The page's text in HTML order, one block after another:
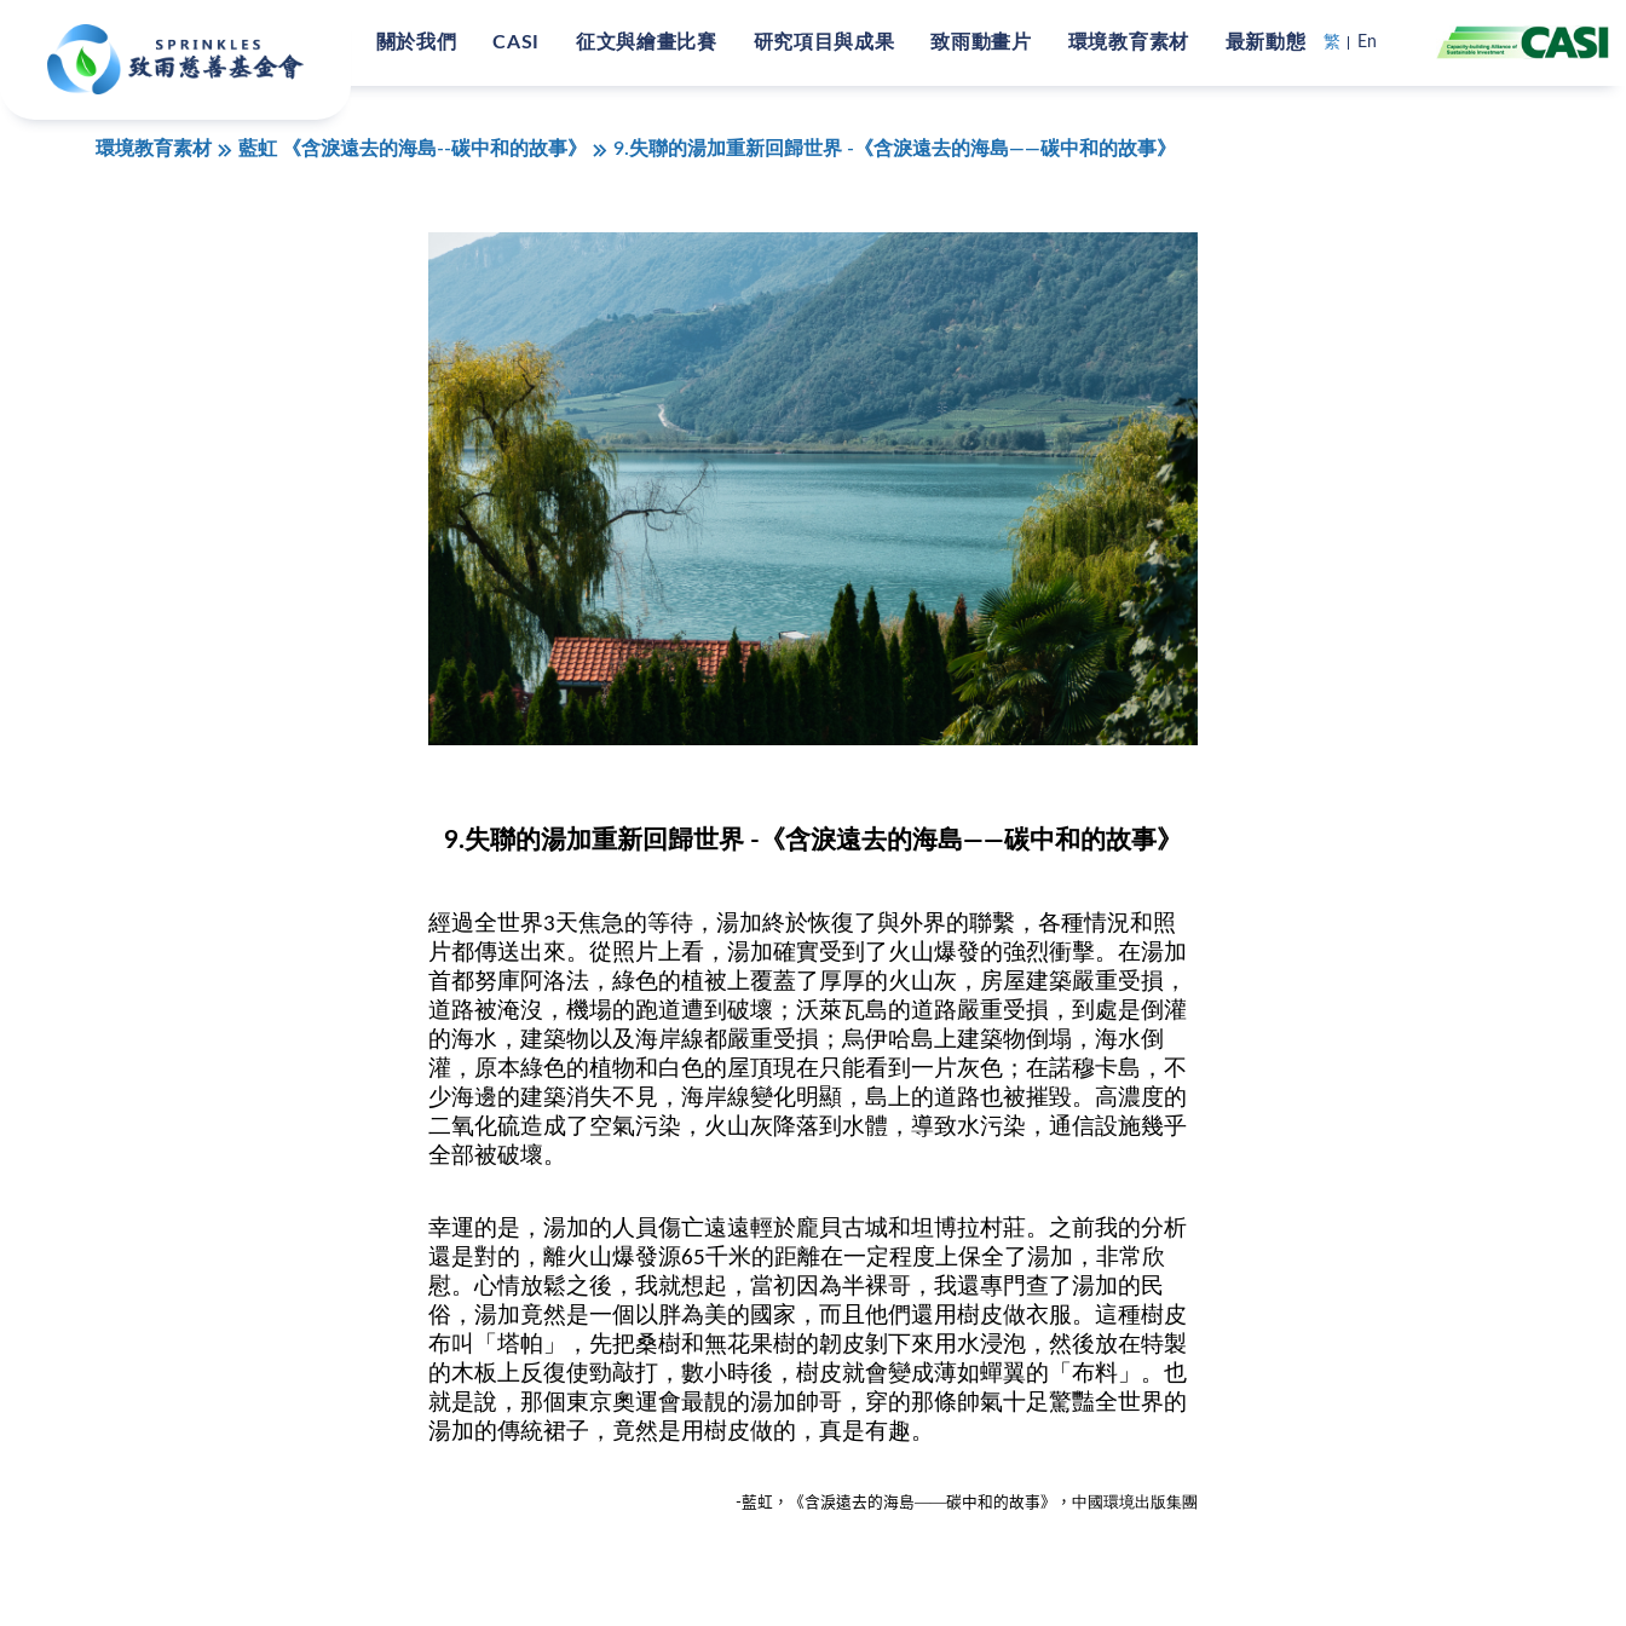
關於我們 CASI 征文與繪畫比賽 研究項目與成果 致雨動畫片 環境教育素材 最新動態 繁 En
環境教育素材 藍虹 《含淚遠去的海島--碳中和的故事》 9.失聯的湯加重新回歸世界 -《含淚遠去的海島——碳中和的故事》
9.失聯的湯加重新回歸世界 -《含淚遠去的海島——碳中和的故事》
經過全世界3天焦急的等待，湯加終於恢復了與外界的聯繫，各種情況和照
片都傳送出來。從照片上看，湯加確實受到了火山爆發的強烈衝擊。在湯加
首都努庫阿洛法，綠色的植被上覆蓋了厚厚的火山灰，房屋建築嚴重受損，
道路被淹沒，機場的跑道遭到破壞；沃萊瓦島的道路嚴重受損，到處是倒灌
的海水，建築物以及海岸線都嚴重受損；烏伊哈島上建築物倒塌，海水倒
灌，原本綠色的植物和白色的屋頂現在只能看到一片灰色；在諾穆卡島，不
少海邊的建築消失不見，海岸線變化明顯，島上的道路也被摧毀。高濃度的
二氧化硫造成了空氣污染，火山灰降落到水體，導致水污染，通信設施幾乎
全部被破壞。
幸運的是，湯加的人員傷亡遠遠輕於龐貝古城和坦博拉村莊。之前我的分析
還是對的，離火山爆發源65千米的距離在一定程度上保全了湯加，非常欣
慰。心情放鬆之後，我就想起，當初因為半裸哥，我還專門查了湯加的民
俗，湯加竟然是一個以胖為美的國家，而且他們還用樹皮做衣服。這種樹皮
布叫
「塔帕 」
，先把桑樹和無花果樹的韌皮剝下來用水浸泡，然後放在特製
的木板上反復使勁敲打，數小時後，樹皮就會變成薄如蟬翼的 「布料 」 。也
就是說，那個東京奧運會最靚的湯加帥哥，穿的那條帥氣十足驚豔全世界的
湯加的傳統裙子，竟然是用樹皮做的，真是有趣。
-藍虹 ， 《含淚遠去的海島——碳中和的故事》， 中國環境出版集團